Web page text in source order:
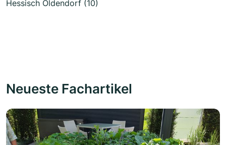
Hessisch Oldendorf (10)
Neueste Fachartikel